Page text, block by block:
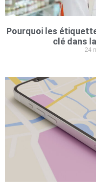
Pourquoi les
clé dans
24